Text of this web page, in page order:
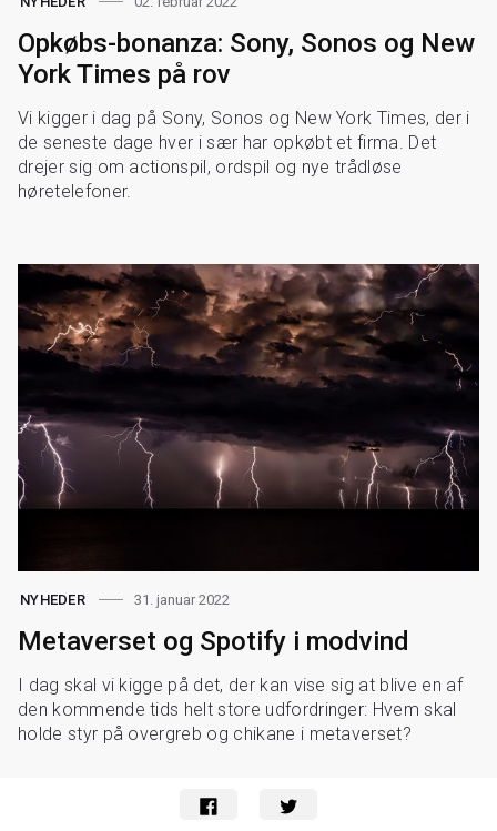
Opkøbs-bonanza: Sony, Sonos og New
York Times på rov
Vi kigger i dag på Sony, Sonos og New York Times, der i
de seneste dage hver i sær har opkøbt et firma. Det
drejer sig om actionspil, ordspil og nye trådløse
høretelefoner.
NYHEDER 31. januar 2022
Metaverset og Spotify i modvind
I dag skal vi kigge på det, der kan vise sig at blive en af
den kommende tids helt store udfordringer: Hvem skal
holde styr på overgreb og chikane i metaverset?